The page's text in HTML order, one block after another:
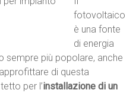
fotovoltaico
è una fonte
di energia
sempre più popolare, anche
di questa
per l’installazione di un